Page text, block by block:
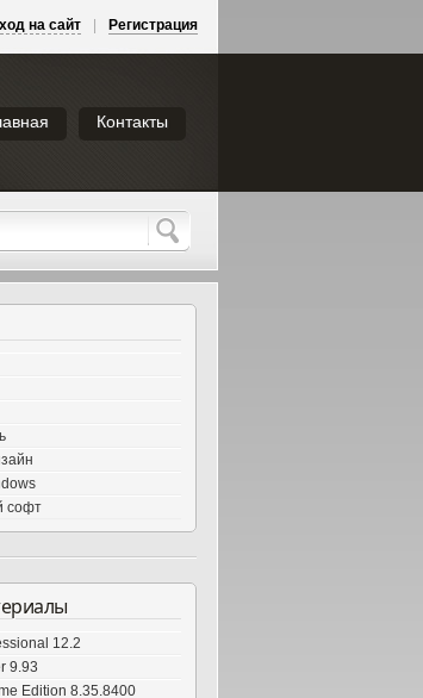
на сайт Регистрация
Контакты
софт
12.2
9.93
Edition 8.35.8400